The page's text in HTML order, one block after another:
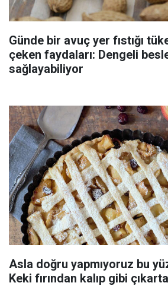
Günde bir avuç yer fıstığı
çeken faydaları: Dengeli
sağlayabiliyor
Asla doğru yapmıyoruz bu
Keki fırından kalıp gibi